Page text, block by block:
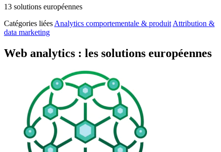
13 solutions européennes
Catégories liées Analytics comportementale & produit Attribution &
data marketing
Web analytics : les solutions européennes